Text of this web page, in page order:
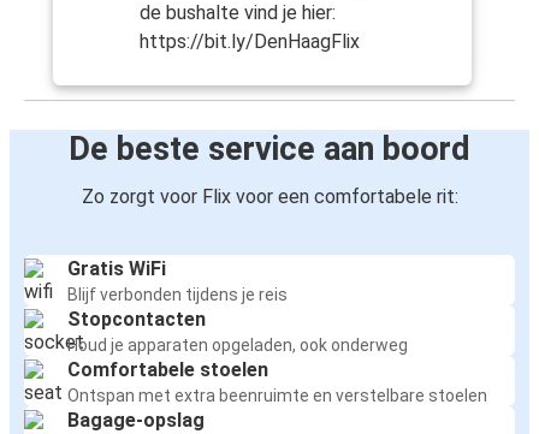
de bushalte vind je hier:
https://bit.ly/DenHaagFlix
De beste service aan boord
Zo zorgt voor Flix voor een comfortabele rit:
Gratis WiFi
Blijf verbonden tijdens je reis
Stopcontacten
Houd je apparaten opgeladen, ook onderweg
Comfortabele stoelen
Ontspan met extra beenruimte en verstelbare stoelen
Bagage-opslag